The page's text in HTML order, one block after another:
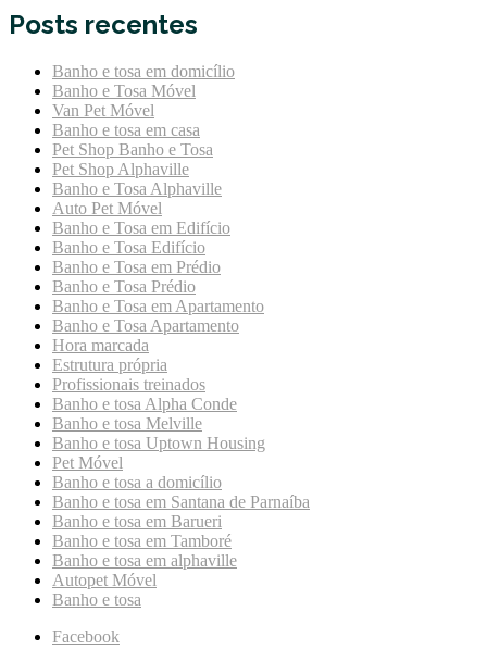
Posts recentes
Banho e tosa em domicílio
Banho e Tosa Móvel
Van Pet Móvel
Banho e tosa em casa
Pet Shop Banho e Tosa
Pet Shop Alphaville
Banho e Tosa Alphaville
Auto Pet Móvel
Banho e Tosa em Edifício
Banho e Tosa Edifício
Banho e Tosa em Prédio
Banho e Tosa Prédio
Banho e Tosa em Apartamento
Banho e Tosa Apartamento
Hora marcada
Estrutura própria
Profissionais treinados
Banho e tosa Alpha Conde
Banho e tosa Melville
Banho e tosa Uptown Housing
Pet Móvel
Banho e tosa a domicílio
Banho e tosa em Santana de Parnaíba
Banho e tosa em Barueri
Banho e tosa em Tamboré
Banho e tosa em alphaville
Autopet Móvel
Banho e tosa
Facebook